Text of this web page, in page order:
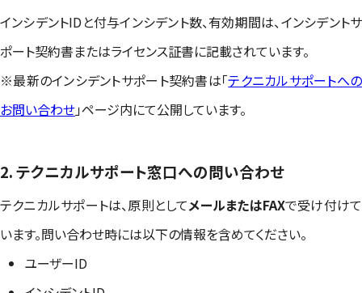
インシデントIDと付与インシデント数、有効期間は、インシデントサ
ポート契約書またはライセンス証書に記載されています。
※最新のインシデントサポート契約書は「テクニカルサポートへの
お問い合わせ」ページ内にて公開しています。
2. テクニカルサポート窓口への問い合わせ
テクニカルサポートは、原則としてメールまたはFAXで受け付けて
います。問い合わせ時には以下の情報を含めてください。
ユーザーID